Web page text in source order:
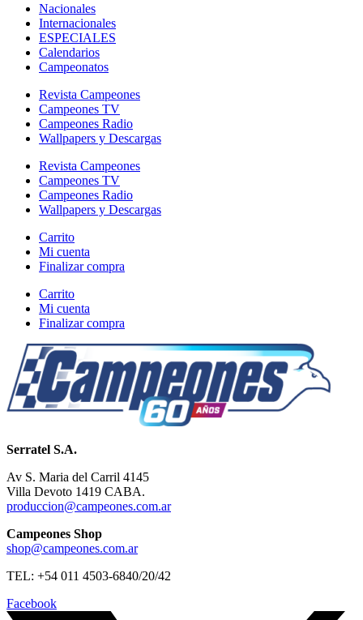
Nacionales
Internacionales
ESPECIALES
Calendarios
Campeonatos
Revista Campeones
Campeones TV
Campeones Radio
Wallpapers y Descargas
Revista Campeones
Campeones TV
Campeones Radio
Wallpapers y Descargas
Carrito
Mi cuenta
Finalizar compra
Carrito
Mi cuenta
Finalizar compra
Serratel S.A.
Av S. Maria del Carril 4145
Villa Devoto 1419 CABA.
produccion@campeones.com.ar
Campeones Shop
shop@campeones.com.ar
TEL: +54 011 4503-6840/20/42
Facebook